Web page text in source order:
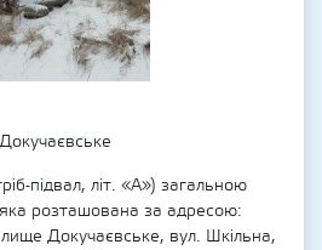
підвал, літ. «А») загальною
розташована за адресою:
Докучаєвське, вул. Шкільна,